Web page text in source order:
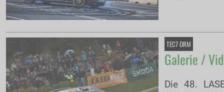
TEC7 ORM
Galerie /
Die 48.